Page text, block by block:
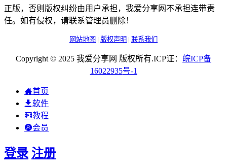
正版，否则版权纠纷由用户承担，我爱分享网不承担连带责
任。如有侵权，请联系管理员删除！
网站地图 | 版权声明 | 联系我们
Copyright © 2025 我爱分享网 版权所有.ICP证： 皖ICP备
16022935号-1
首页
软件
教程
会员
登录 注册